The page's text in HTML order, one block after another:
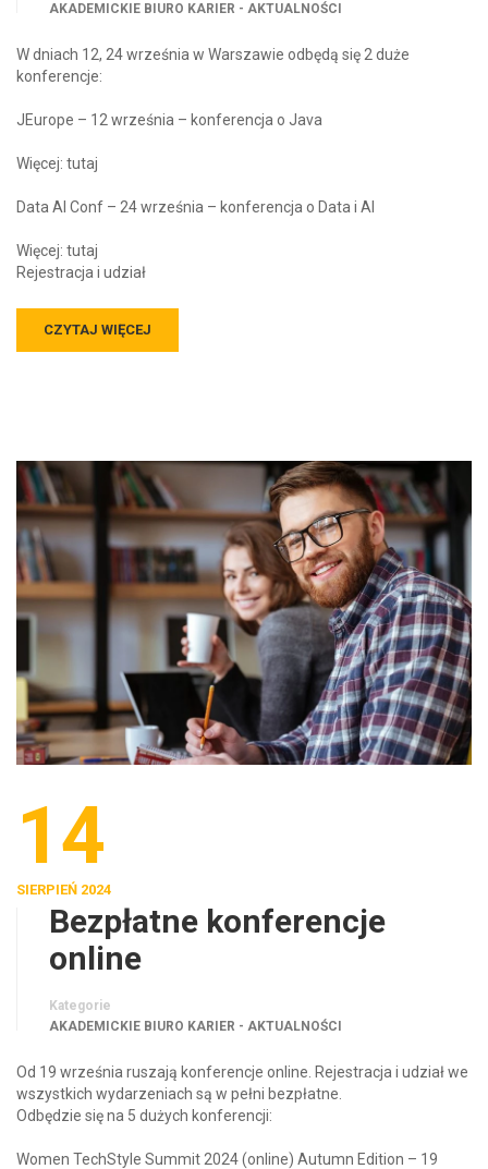
AKADEMICKIE BIURO KARIER - AKTUALNOŚCI
W dniach 12, 24 września w Warszawie odbędą się 2 duże
konferencje:
JEurope – 12 września – konferencja o Java
Więcej: tutaj
Data AI Conf – 24 września – konferencja o Data i AI
Więcej: tutaj
Rejestracja i udział
CZYTAJ WIĘCEJ
14
SIERPIEŃ 2024
Bezpłatne konferencje
online
Kategorie
AKADEMICKIE BIURO KARIER - AKTUALNOŚCI
Od 19 września ruszają konferencje online. Rejestracja i udział we
wszystkich wydarzeniach są w pełni bezpłatne.
Odbędzie się na 5 dużych konferencji:
Women TechStyle Summit 2024 (online) Autumn Edition – 19